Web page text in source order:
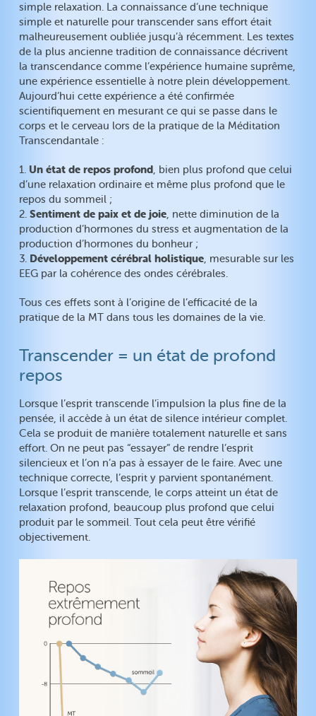
simple relaxation. La connaissance d’une technique
simple et naturelle pour transcender sans effort était
malheureusement oubliée jusqu’à récemment. Les textes
de la plus ancienne tradition de connaissance décrivent
la transcendance comme l’expérience humaine suprême,
une expérience essentielle à notre plein développement.
Aujourd’hui cette expérience a été confirmée
scientifiquement en mesurant ce qui se passe dans le
corps et le cerveau lors de la pratique de la Méditation
Transcendantale :
1. Un étatde repos profond, bien plus profond que celui
d’une relaxation ordinaire et même plus profond que le
repos du sommeil ;
2.Sentiment de paix et de joie, nette diminution de la
production d’hormones du stress et augmentation de la
production d’hormones du bonheur ;
3. Développement cérébral holistique, mesurable sur les
EEG par la cohérence des ondes cérébrales.
Tous ces effets sont à l’origine de l’efficacité de la
pratique de la MT dans tous les domaines de la vie.
Transcender = un état de profond
repos
Lorsque l’esprit transcende l’impulsion la plus fine de la
pensée, il accède à un état de silence intérieur complet.
Cela se produit de manière totalement naturelle et sans
effort. On ne peut pas “essayer” de rendre l’esprit
silencieux et l’on n’a pas à essayer de le faire. Avec une
technique correcte, l’esprit y parvient spontanément.
Lorsque l’esprit transcende, le corps atteint un état de
relaxation profond, beaucoup plus profond que celui
produit par le sommeil. Tout cela peut être vérifié
objectivement.